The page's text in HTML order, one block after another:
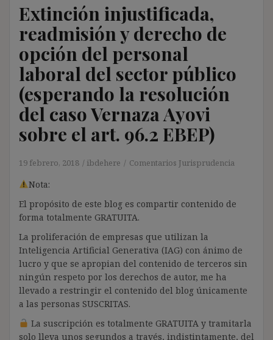
Extinción injustificada,
readmisión y derecho de
opción del personal
laboral del sector público
(esperando la resolución
del caso Vernaza Ayovi
sobre el art. 96.2 EBEP)
19 febrero, 2018 ibdehere Comentarios Jurisprudencia
Nota:
El propósito de este blog es compartir contenido de
forma totalmente GRATUITA.
La proliferación de empresas que utilizan la
Inteligencia Artificial Generativa (IAG) con ánimo de
lucro y que se apropian del contenido de terceros sin
ningún respeto por los derechos de autor, me ha
llevado a restringir el contenido del blog únicamente
a las personas SUSCRITAS.
La suscripción es totalmente GRATUITA y tramitarla
solo lleva unos segundos a través, indistintamente, del